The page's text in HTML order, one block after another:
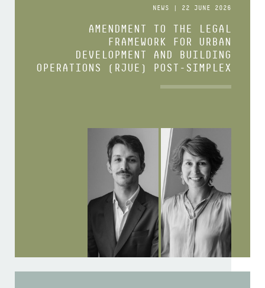
NEWS | 22 JUNE 2026
AMENDMENT TO THE LEGAL
FRAMEWORK FOR URBAN
DEVELOPMENT AND BUILDING
OPERATIONS (RJUE) POST-SIMPLEX